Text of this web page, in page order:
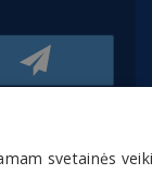
svetainės